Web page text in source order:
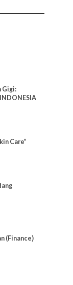
Gigi:
Care”
(Finance)